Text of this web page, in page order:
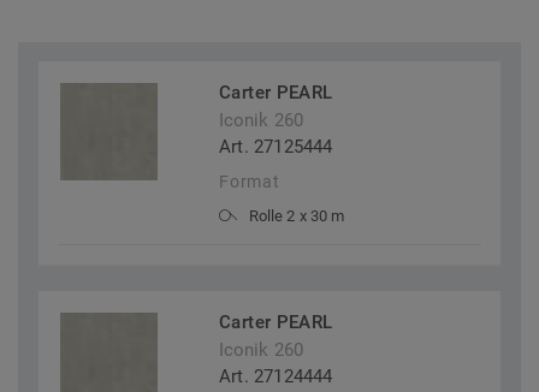
Carter PEARL
Iconik 260
Art. 27125444
Format
Rolle 2 x 30 m
Carter PEARL
Iconik 260
Art. 27124444